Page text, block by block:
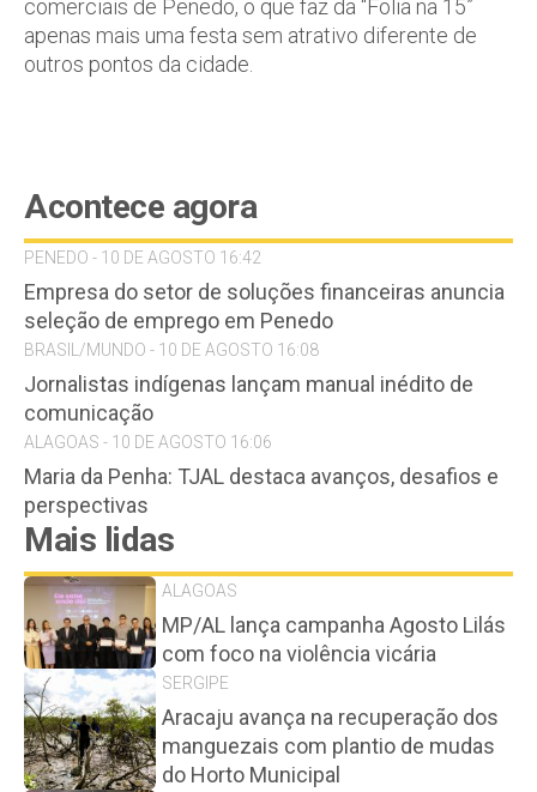
comerciais de Penedo, o que faz da “Folia na 15”
apenas mais uma festa sem atrativo diferente de
outros pontos da cidade.
Acontece agora
PENEDO - 10 DE AGOSTO 16:42
Empresa do setor de soluções financeiras anuncia
seleção de emprego em Penedo
BRASIL/MUNDO - 10 DE AGOSTO 16:08
Jornalistas indígenas lançam manual inédito de
comunicação
ALAGOAS - 10 DE AGOSTO 16:06
Maria da Penha: TJAL destaca avanços, desafios e
perspectivas
Mais lidas
ALAGOAS
MP/AL lança campanha Agosto Lilás
com foco na violência vicária
SERGIPE
Aracaju avança na recuperação dos
manguezais com plantio de mudas
do Horto Municipal